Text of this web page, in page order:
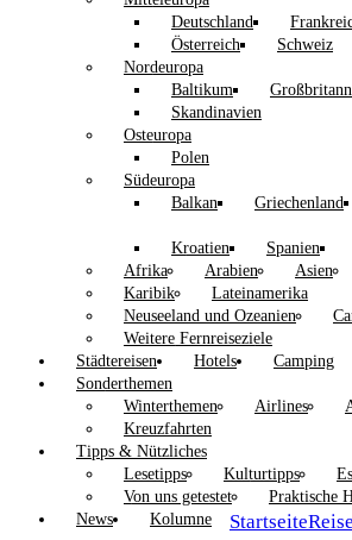
Deutschland
Österreich
Schweiz
Nordeuropa
Baltikum
Skandinavien
Osteuropa
Polen
Südeuropa
Balkan
Griechenland
Kroatien
Spanien
Afrika
Arabien Asien
Karibik
Lateinamerika
Neuseeland und Ozeanien
Weitere Fernreiseziele
Städtereisen
Hotels
Camping
Sonderthemen
Winterthemen
Airlines
Kreuzfahrten
Tipps & Nützliches
Lesetipps
Kulturtipps
Von uns getestet
Praktische
News
Kolumne Startseite